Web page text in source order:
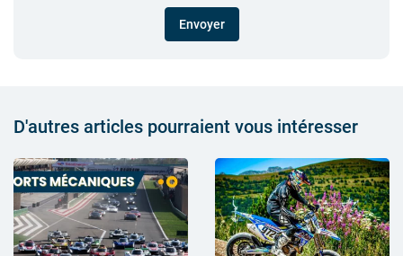
Envoyer
D'autres articles pourraient vous intéresser